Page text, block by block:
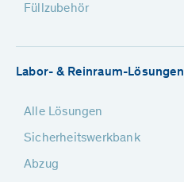
Füllzubehör
Labor- & Reinraum-Lösungen
Alle Lösungen
Sicherheitswerkbank
Abzug